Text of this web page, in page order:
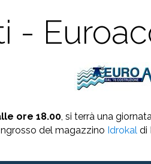
-
ore 18.00, si terrà una
del magazzino Idrokal di